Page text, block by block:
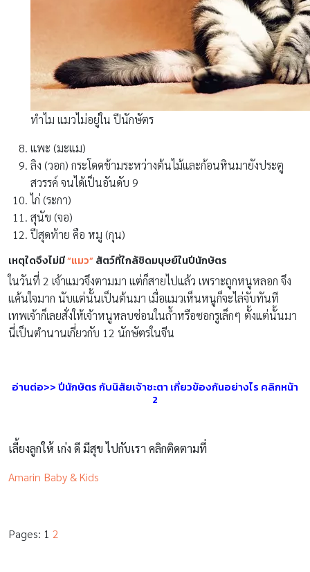
ทำไม แมวไม่อยู่ใน ปีนักษัตร
แพะ (มะแม)
ลิง (วอก) กระโดดข้ามระหว่างต้นไม้และก้อนหินมายังประตู
สวรรค์ จนได้เป็นอันดับ 9
ไก่ (ระกา)
สุนัข (จอ)
ปีสุดท้าย คือ หมู (กุน)
เหตุใดจึงไม่มี“แมว”สัตว์ที่ใกล้ชิดมนุษย์ในปีนักษัตร
ในวันที่ 2 เจ้าแมวจึงตามมา แต่ก็สายไปแล้ว เพราะถูกหนูหลอก จึง
แค้นใจมาก นับแต่นั้นเป็นต้นมา เมื่อแมวเห็นหนูก็จะไล่จับทันที
เทพเจ้าก็เลยสั่งให้เจ้าหนูหลบซ่อนในถ้ำหรือซอกรูเล็กๆ ตั้งแต่นั้นมา
นี่เป็นตำนานเกี่ยวกับ 12 นักษัตรในจีน
อ่านต่อ>> ปีนักษัตร กับนิสัยเจ้าชะตา เกี่ยวข้องกันอย่างไร คลิกหน้า
2
เลี้ยงลูกให้ เก่ง ดี มีสุข ไปกับเรา คลิกติดตามที่
Amarin Baby & Kids
Pages: 1 2